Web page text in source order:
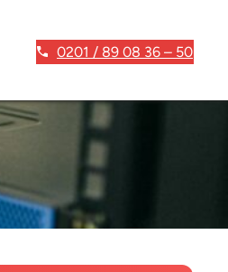
0201 / 89 08 36 – 50